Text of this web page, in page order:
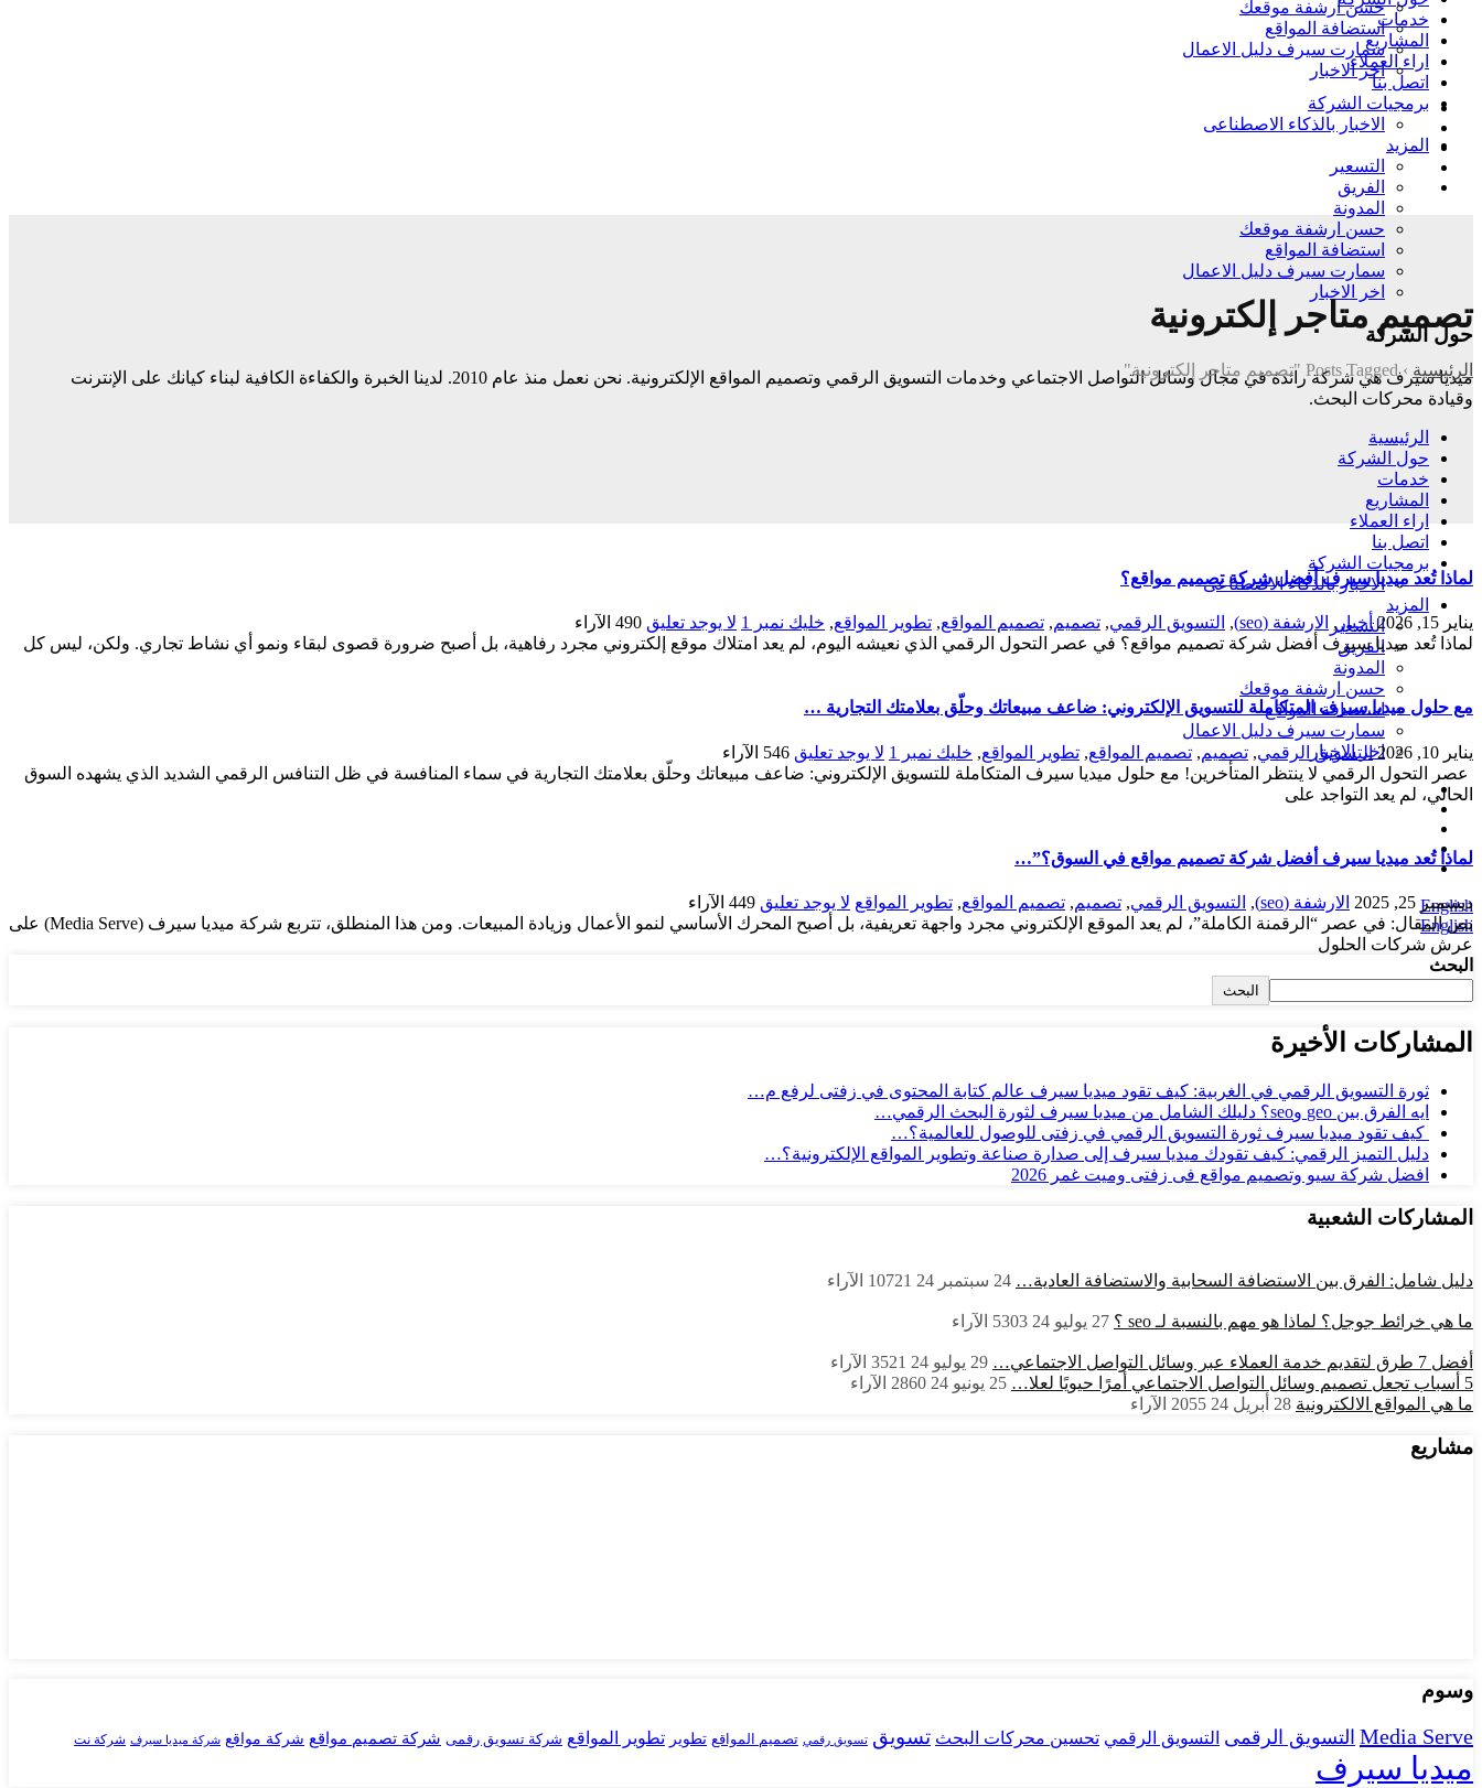
خدمات
المشاريع
اراء العملاء
اتصل بنا
برمجيات الشركة
الاخبار بالذكاء الاصطناعى
المزيد
التسعير
الفريق
المدونة
حسن ارشفة موقعك
استضافة المواقع
سمارت سيرف دليل الاعمال
اخر الاخبار
حول الشركة
ميديا ​​سيرف هي شركة رائدة في مجال وسائل التواصل الاجتماعي وخدمات التسويق الرقمي وتصميم المواقع الإلكترونية. نحن نعمل منذ عام 2010. لدينا الخبرة والكفاءة الكافية لبناء كيانك على الإنترنت
وقيادة محركات البحث.
الرئيسية
حول الشركة
خدمات
المشاريع
اراء العملاء
اتصل بنا
برمجيات الشركة
الاخبار بالذكاء الاصطناعى
المزيد
التسعير
الفريق
المدونة
حسن ارشفة موقعك
استضافة المواقع
سمارت سيرف دليل الاعمال
اخر الاخبار
English
English
حسن ارشفة موقعك
استضافة المواقع
سمارت سيرف دليل الاعمال
اخر الاخبار
تصميم متاجر إلكترونية
الرئيسية ›Posts Tagged "تصميم متاجر إلكترونية"
لماذا تُعد ميديا سيرف أفضل شركة تصميم مواقع؟
يناير 15, 2026 أخبار, الارشفة (seo) , التسويق الرقمي, تصميم, تصميم المواقع, تطوير المواقع, خليك نمبر 1 لا يوجد تعليق 490 الآراء
لماذا تُعد ميديا سيرف أفضل شركة تصميم مواقع؟ في عصر التحول الرقمي الذي نعيشه اليوم، لم يعد امتلاك موقع إلكتروني مجرد رفاهية، بل أصبح ضرورة قصوى لبقاء ونمو أي نشاط تجاري. ولكن، ليس كل
مع حلول ميديا سيرف المتكاملة للتسويق الإلكتروني: ضاعف مبيعاتك وحلّق بعلامتك التجارية …
يناير 10, 2026 التسويق الرقمي, تصميم, تصميم المواقع, تطوير المواقع, خليك نمبر 1 لا يوجد تعليق 546 الآراء
عصر التحول الرقمي لا ينتظر المتأخرين! مع حلول ميديا سيرف المتكاملة للتسويق الإلكتروني: ضاعف مبيعاتك وحلّق بعلامتك التجارية في سماء المنافسة في ظل التنافس الرقمي الشديد الذي يشهده السوق
الحالي، لم يعد التواجد على
لماذا تُعد ميديا سيرف أفضل شركة تصميم مواقع في السوق؟”…
ديسمبر 25, 2025 الارشفة (seo) , التسويق الرقمي, تصميم, تصميم المواقع, تطوير المواقع لا يوجد تعليق 449 الآراء
نص المقال: في عصر “الرقمنة الكاملة”، لم يعد الموقع الإلكتروني مجرد واجهة تعريفية، بل أصبح المحرك الأساسي لنمو الأعمال وزيادة المبيعات. ومن هذا المنطلق، تتربع شركة ميديا سيرف (Media Serve) على
عرش شركات الحلول
البحث
البحث
المشاركات الأخيرة
ثورة التسويق الرقمي في الغربية: كيف تقود ميديا سيرف عالم كتابة المحتوى في زفتى لرفع م…
ايه الفرق بين geo وseo؟ دليلك الشامل من ميديا سيرف لثورة البحث الرقمي…
كيف تقود ميديا سيرف ثورة التسويق الرقمي في زفتى للوصول للعالمية؟…
دليل التميز الرقمي: كيف تقودك ميديا سيرف إلى صدارة صناعة وتطوير المواقع الإلكترونية؟…
افضل شركة سيو وتصميم مواقع فى زفتى وميت غمر 2026
المشاركات الشعبية
دليل شامل: الفرق بين الاستضافة السحابية والاستضافة العادية… 24 سبتمبر 24 10721 الآراء
ما هي خرائط جوجل؟ لماذا هو مهم بالنسبة لـ seo ؟ 27 يوليو 24 5303 الآراء
أفضل 7 طرق لتقديم خدمة العملاء عبر وسائل التواصل الاجتماعي… 29 يوليو 24 3521 الآراء
5 أسباب تجعل تصميم وسائل التواصل الاجتماعي أمرًا حيويًا لعلا…
25 يونيو 24 2860 الآراء
ما هي المواقع الالكترونية 28 أبريل 24 2055 الآراء
مشاريع
وسوم
Media Serve التسويق الرقمى التسويق الرقمي تحسين محركات البحث تسويق تسويق رقمي تصميم المواقع تطوير تطوير المواقع شركة تسويق رقمى شركة تصميم مواقع شركة مواقع شركة ميديا سيرف شركة نت
ميديا سيرف